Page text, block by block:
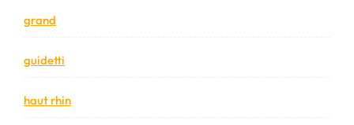
grand
guidetti
haut rhin